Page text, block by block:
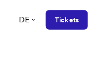
Dam
DE Tickets